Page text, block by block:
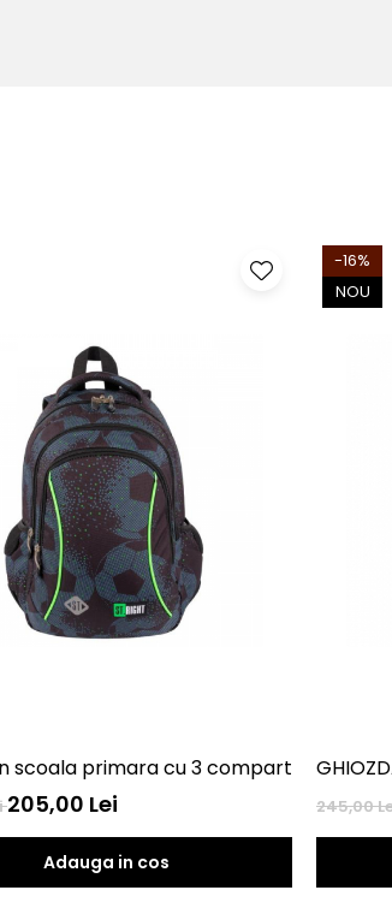
Ghiozdan scoala primara cu 3 compartimente
205,00 Lei
Adauga in cos
-16%
NOU
245,00